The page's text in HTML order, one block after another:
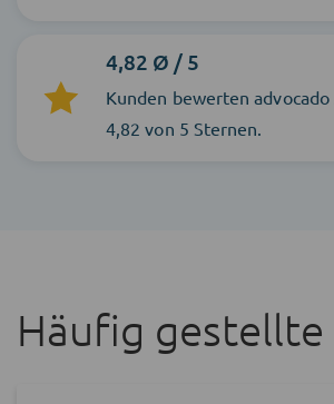
4,82 Ø / 5
Kunden bewerten
4,82 von 5 Sternen.
Häufig gestellte